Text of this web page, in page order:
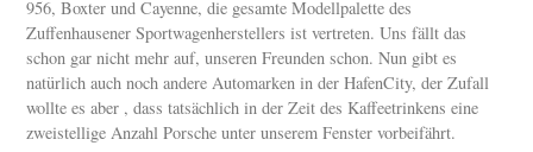
956, Boxter und Cayenne, die gesamte Modellpalette des
Zuffenhausener Sportwagenherstellers ist vertreten. Uns fällt das
schon gar nicht mehr auf, unseren Freunden schon. Nun gibt es
natürlich auch noch andere Automarken in der HafenCity, der Zufall
wollte es aber , dass tatsächlich in der Zeit des Kaffeetrinkens eine
zweistellige Anzahl Porsche unter unserem Fenster vorbeifährt.